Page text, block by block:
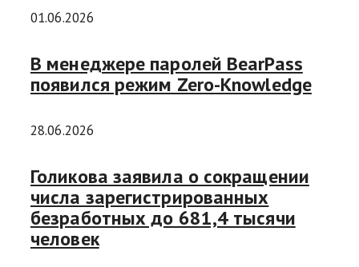
01.06.2026
В менеджере паролей BearPass
появился режим Zero-Knowledge
28.06.2026
Голикова заявила о сокращении
числа зарегистрированных
безработных до 681,4 тысячи
человек